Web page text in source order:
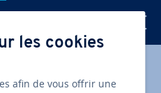
?
les cookies
afin de vous offrir une